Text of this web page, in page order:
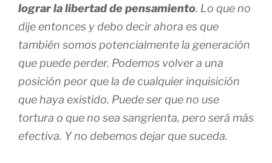
lograr la libertad de pensamiento. Lo que no
dije entonces y debo decir ahora es que
también somos potencialmente la generación
que puede perder. Podemos volver a una
posición peor que la de cualquier inquisición
que haya existido. Puede ser que no use
tortura o que no sea sangrienta, pero será más
efectiva. Y no debemos dejar que suceda.